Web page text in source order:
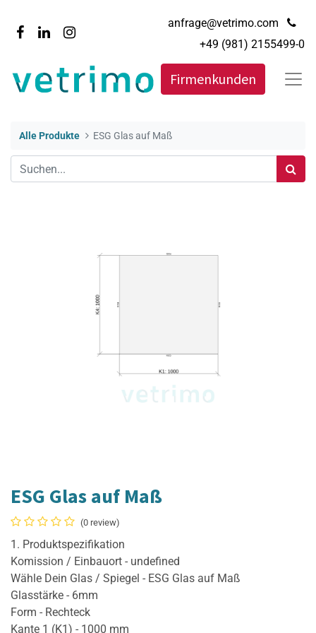
anfrage@vetrimo.com
+49 (981) 2155499-0
Firmenkunden
Alle Produkte ESG Glas auf Maß
ESG Glas auf Maß
(0 review)
1. Produktspezifikation
Komission / Einbauort - undefined
Wähle Dein Glas / Spiegel - ESG Glas auf Maß
Glasstärke - 6mm
Form - Rechteck
Kante 1 (K1) - 1000 mm